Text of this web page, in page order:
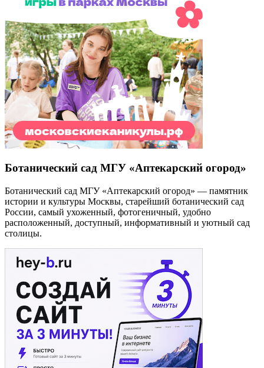
Ботанический сад МГУ «Аптекарский огород»
Ботанический сад МГУ «Аптекарский огород» — памятник
истории и культуры Москвы, старейший ботанический сад
России, самый ухоженный, фотогеничный, удобно
расположенный, доступный, информативный и уютный сад
столицы.